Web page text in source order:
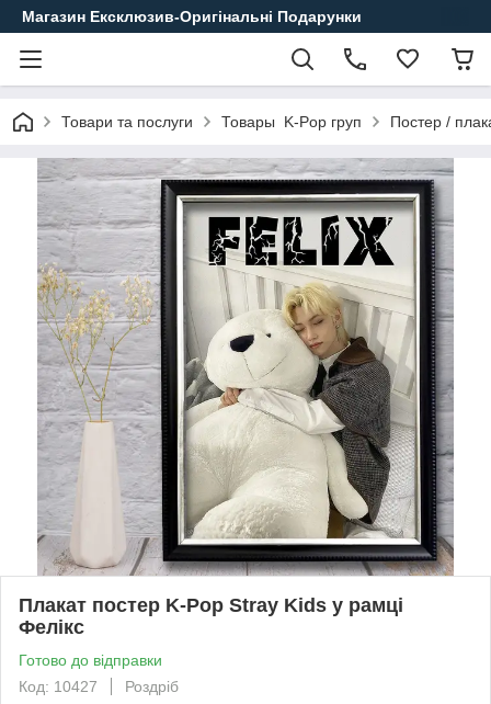
Магазин Ексклюзив-Оригінальні Подарунки
Товари та послуги Товары K-Pop груп Постер /
Плакат постер K-Pop Stray Kids у рамці
Фелікс
Готово до відправки
Код: 10427
Роздріб